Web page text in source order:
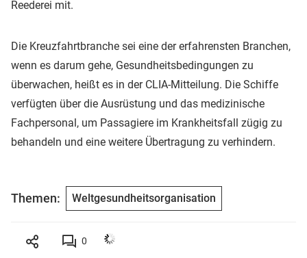
Reederei mit.
Die Kreuzfahrtbranche sei eine der erfahrensten Branchen,
wenn es darum gehe, Gesundheitsbedingungen zu
überwachen, heißt es in der CLIA-Mitteilung. Die Schiffe
verfügten über die Ausrüstung und das medizinische
Fachpersonal, um Passagiere im Krankheitsfall zügig zu
behandeln und eine weitere Übertragung zu verhindern.
Themen: Weltgesundheitsorganisation
0